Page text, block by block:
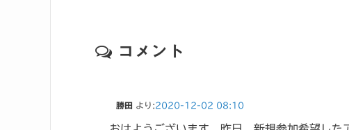
コメント
勝田 より:2020-12-02 08:10